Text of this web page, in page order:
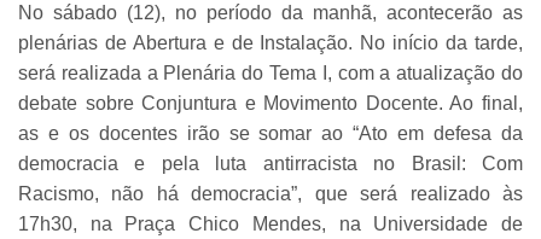
No sábado (12), no período da manhã, acontecerão as
plenárias de Abertura e de Instalação. No início da tarde,
será realizada a Plenária do Tema I, com a atualização do
debate sobre Conjuntura e Movimento Docente. Ao final,
as e os docentes irão se somar ao “Ato em defesa da
democracia e pela luta antirracista no Brasil: Com
Racismo, não há democracia”, que será realizado às
17h30, na Praça Chico Mendes, na Universidade de